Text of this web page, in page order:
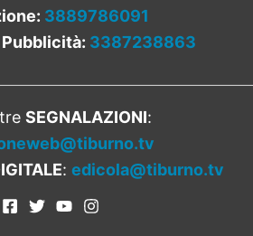
3889786091
3387238863
SEGNALAZIONI:
: edicola@tiburno.tv